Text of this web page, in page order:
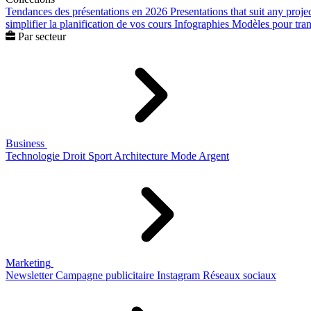
Tendances des présentations en 2026 Presentations that suit any
simplifier la planification de vos cours Infographies Modèles pour
Par secteur
Business
Technologie Droit Sport Architecture Mode Argent
Marketing
Newsletter Campagne publicitaire Instagram Réseaux sociaux